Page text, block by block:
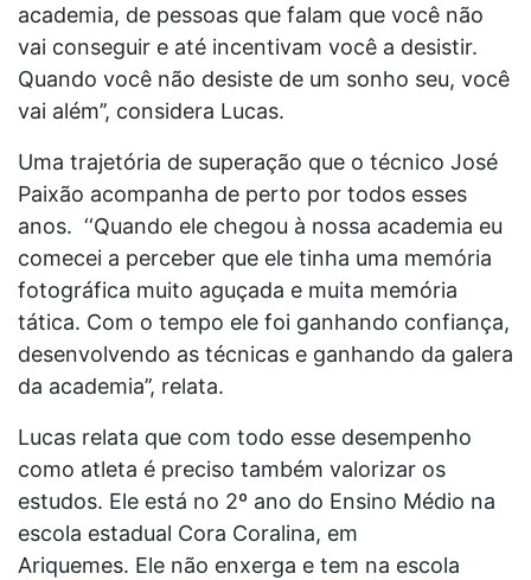
academia, de pessoas que falam que você não
vai conseguir e até incentivam você a desistir.
Quando você não desiste de um sonho seu, você
vai além’’, considera Lucas.
Uma trajetória de superação que o técnico José
Paixão acompanha de perto por todos esses
anos. ‘‘Quando ele chegou à nossa academia eu
comecei a perceber que ele tinha uma memória
fotográfica muito aguçada e muita memória
tática. Com o tempo ele foi ganhando confiança,
desenvolvendo as técnicas e ganhando da galera
da academia’’, relata.
Lucas relata que com todo esse desempenho
como atleta é preciso também valorizar os
estudos. Ele está no 2º ano do Ensino Médio na
escola estadual Cora Coralina, em
Ariquemes. Ele não enxerga e tem na escola